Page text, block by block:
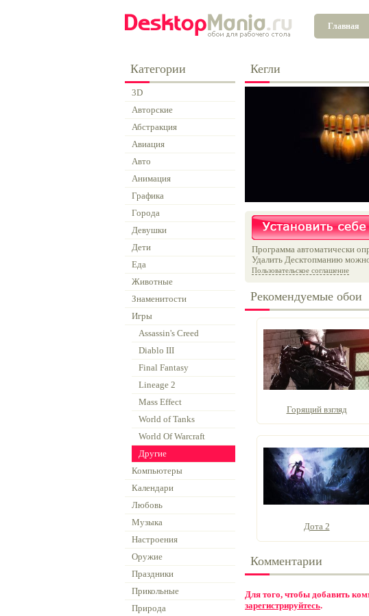
Главная
Категории
3D
Авторские
Абстракция
Авиация
Авто
Анимация
Графика
Города
Девушки
Дети
Еда
Животные
Знаменитости
Игры
Assassin's Creed
Diablo III
Final Fantasy
Lineage 2
Mass Effect
World of Tanks
World Of Warcraft
Другие
Компьютеры
Календари
Любовь
Музыка
Настроения
Оружие
Праздники
Прикольные
Природа
Кегли
Программа автоматически
Удалить Десктопманию
Пользовательское соглашение
Рекомендуемые обои
Горящий взгляд
Дота 2
Комментарии
Для того, чтобы добавить
зарегистрируйтесь.